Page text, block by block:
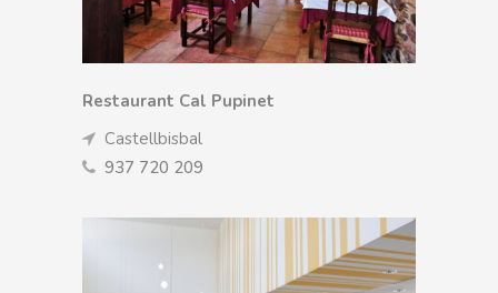
Restaurant Cal Pupinet
Castellbisbal
937 720 209